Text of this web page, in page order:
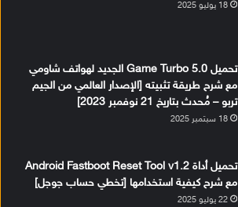
18 يوليو 2025
تحميل Game Turbo 5.0 الجديد لهواتف شاومي
مع شرح طريقة تثبيته [الإصدار العالمي من الجيم
تربو – مُحدث بتاريخ 21 نوفمبر 2023]
18 سبتمبر 2025
تحميل أداة Android Fastboot Reset Tool v1.2
مع شرح كيفية استخدامها [تخطي حساب جوجل]
22 يوليو 2025